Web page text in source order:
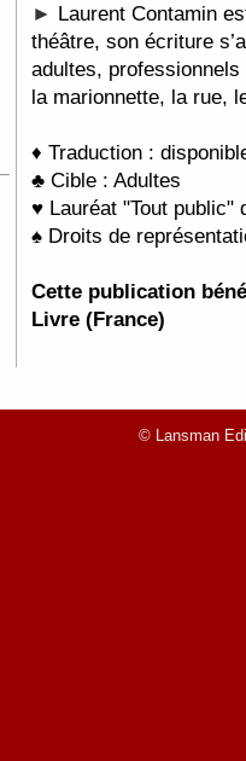
► Laurent Contamin
théâtre, son écriture
adultes,
la marionnette, la rue,
♦ Traduction :
♣ Cible : Adultes
♥ Lauréat "Tout public"
♠ Droits de
Cette publication
Livre (France)
© Lansman